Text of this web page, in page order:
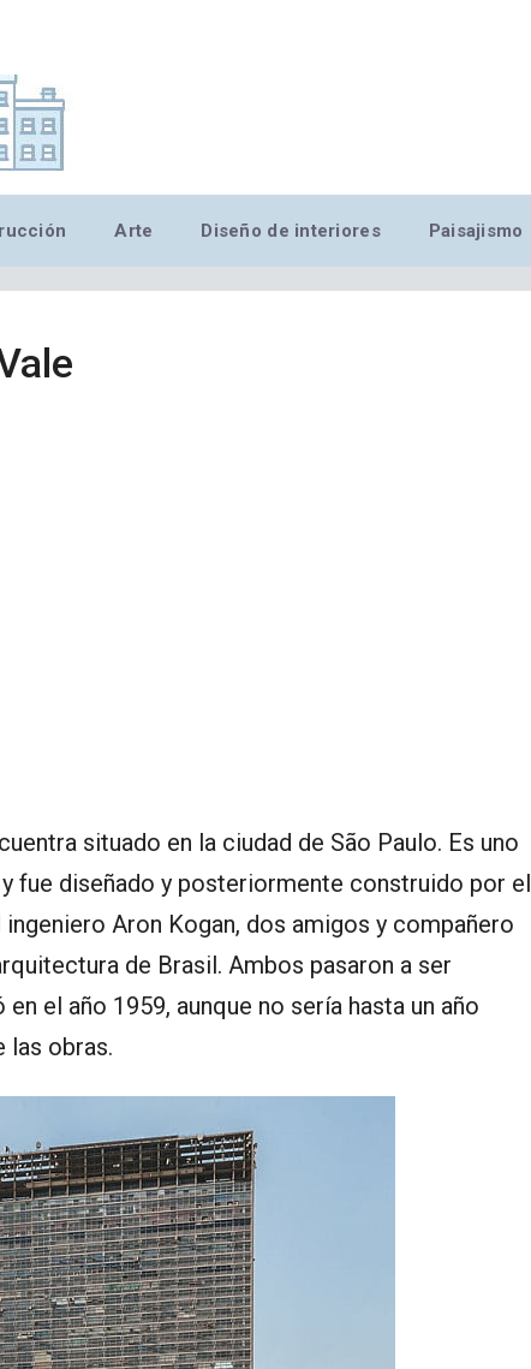
Arte Diseño de interiores Paisajismo
situado en la ciudad de São Paulo. Es uno
fue diseñado y posteriormente construido por el
Aron Kogan, dos amigos y compañero
de Brasil. Ambos pasaron a ser
el año 1959, aunque no sería hasta un año
las obras.